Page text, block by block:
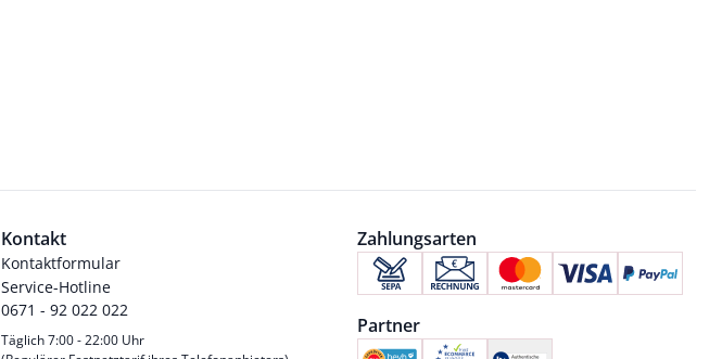
Kontakt
Kontaktformular
Service-Hotline
0671 - 92 022 022
Täglich 7:00 - 22:00 Uhr
Zahlungsarten
Partner